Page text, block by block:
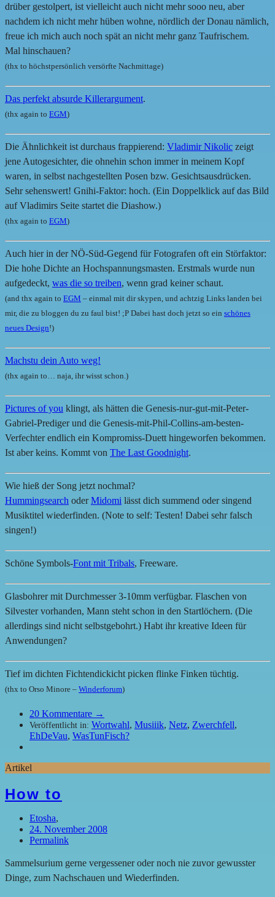
drüber gestolpert, ist vielleicht auch nicht mehr sooo neu, aber
nachdem ich nicht mehr hüben wohne, nördlich der Donau nämlich,
freue ich mich auch noch spät an nicht mehr ganz Taufrischem.
Mal hinschauen?
(thx to höchstpersönlich versörfte Nachmittage)
Das perfekt absurde Killerargument.
(thx again to EGM)
Die Ähnlichkeit ist durchaus frappierend: Vladimir Nikolic zeigt
jene Autogesichter, die ohnehin schon immer in meinem Kopf
waren, in selbst nachgestellten Posen bzw. Gesichtsausdrücken.
Sehr sehenswert! Gnihi-Faktor: hoch. (Ein Doppelklick auf das Bild
auf Vladimirs Seite startet die Diashow.)
(thx again to EGM)
Auch hier in der NÖ-Süd-Gegend für Fotografen oft ein Störfaktor:
Die hohe Dichte an Hochspannungsmasten. Erstmals wurde nun
aufgedeckt, was die so treiben, wenn grad keiner schaut.
(and thx again to EGM – einmal mit dir skypen, und achtzig Links landen bei
mir, die zu bloggen du zu faul bist! ;P Dabei hast doch jetzt so ein schönes
neues Design!)
Machstu dein Auto weg!
(thx again to… naja, ihr wisst schon.)
Pictures of you klingt, als hätten die Genesis-nur-gut-mit-Peter-
Gabriel-Prediger und die Genesis-mit-Phil-Collins-am-besten-
Verfechter endlich ein Kompromiss-Duett hingeworfen bekommen.
Ist aber keins. Kommt von The Last Goodnight.
Wie hieß der Song jetzt nochmal?
Hummingsearch oderMidomi lässt dich summend oder singend
Musiktitel wiederfinden. (Note to self: Testen! Dabei sehr falsch
singen!)
Schöne Symbols-Font mit Tribals, Freeware.
Glasbohrer mit Durchmesser 3-10mm verfügbar. Flaschen von
Silvester vorhanden, Mann steht schon in den Startlöchern. (Die
allerdings sind nicht selbstgebohrt.) Habt ihr kreative Ideen für
Anwendungen?
Tief im dichten Fichtendickicht picken flinke Finken tüchtig.
(thx to Orso Minore – Winderforum)
20 Kommentare →
Veröffentlicht in: Wortwahl, Musiiik, Netz, Zwerchfell,
EhDeVau, WasTunFisch?
Artikel
How to
Etosha,
24. November 2008
Permalink
Sammelsurium gerne vergessener oder noch nie zuvor gewusster
Dinge, zum Nachschauen und Wiederfinden.